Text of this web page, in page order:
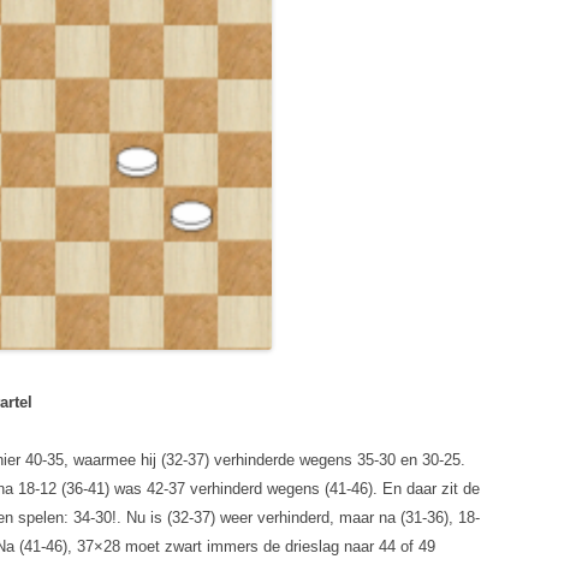
40-35, waarmee hij (32-37) verhinderde wegens 35-30 en 30-25.
18-12 (36-41) was 42-37 verhinderd wegens (41-46). En daar zit de
spelen: 34-30!. Nu is (32-37) weer verhinderd, maar na (31-36), 18-
(41-46), 37×28 moet zwart immers de drieslag naar 44 of 49